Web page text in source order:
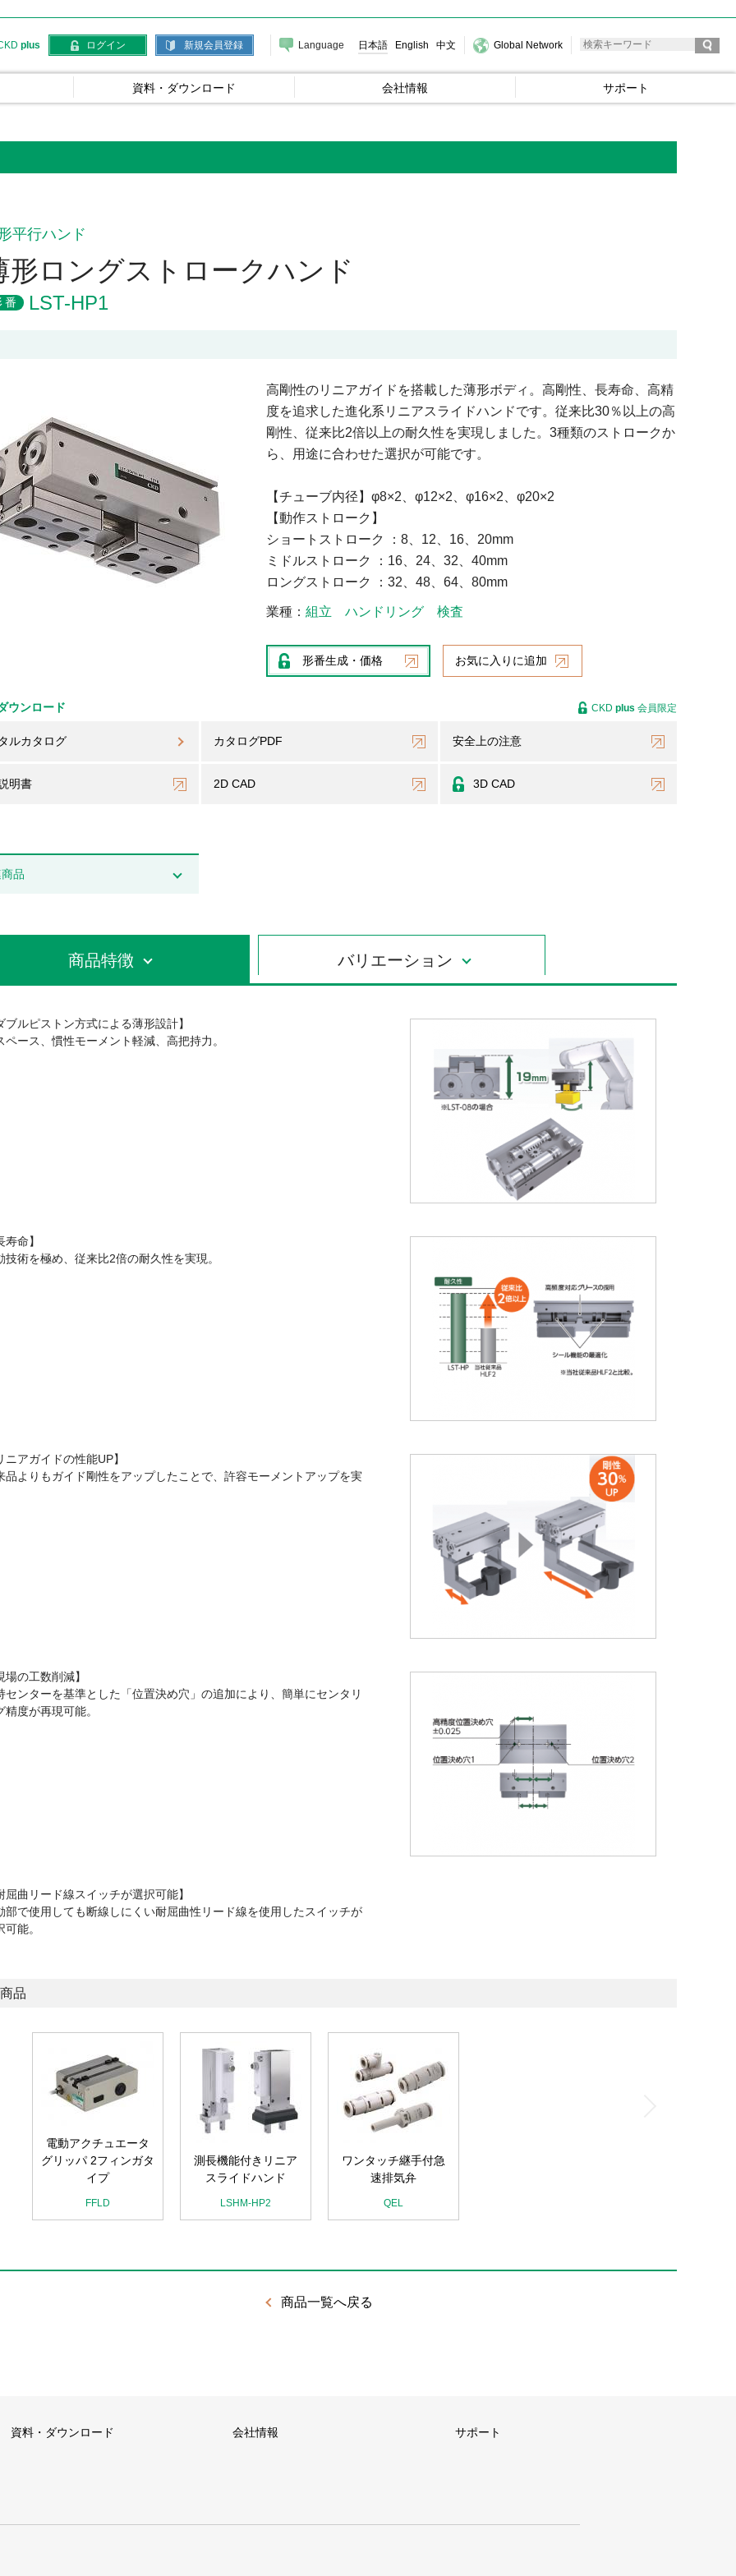
plus ログイン 新規会員登録 Language 日本語 English 中文 Global Network
資料・ダウンロード 会社情報 サポート
平行ハンド
形ロングストロークハンド
番 LST-HP1
高剛性のリニアガイドを搭載した薄形ボディ。高剛性、長寿命、高精
度を追求した進化系リニアスライドハンドです。従来比30％以上の高
剛性、従来比2倍以上の耐久性を実現しました。3種類のストロークか
ら、用途に合わせた選択が可能です。
【チューブ内径】φ8×2、φ12×2、φ16×2、φ20×2
【動作ストローク】
ショートストローク ：8、12、16、20mm
ミドルストローク ：16、24、32、40mm
ロングストローク ：32、48、64、80mm
業種 組立 ハンドリング 検査
形番生成・価格 お気に入りに追加
ウンロード
ルカタログ カタログPDF 安全上の注意
明書 2D CAD 3D CAD
CKD plus 会員限定
品
商品特徴 バリエーション
ブルピストン方式による薄形設計】
ペース、慣性モーメント軽減、高把持力。
寿命】
技術を極め、従来比2倍の耐久性を実現。
ニアガイドの性能UP】
品よりもガイド剛性をアップしたことで、許容モーメントアップを実
場の工数削減】
センターを基準とした「位置決め穴」の追加により、簡単にセンタリ
精度が再現可能。
屈曲リード線スイッチが選択可能】
部で使用しても断線しにくい耐屈曲性リード線を使用したスイッチが
可能。
品
電動アクチュエータ
グリッパ 2フィンガタ
イプ
FFLD
測長機能付きリニア
スライドハンド
LSHM-HP2
ワンタッチ継手付急
速排気弁
QEL
商品一覧へ戻る
資料・ダウンロード 会社情報 サポート